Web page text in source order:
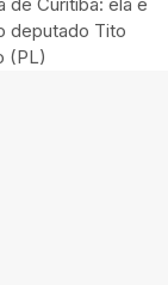
deputado Tito
(PL)